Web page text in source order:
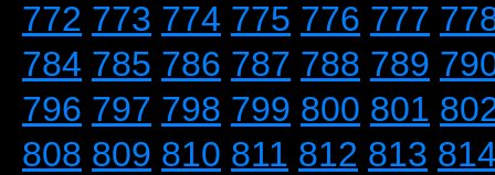
772 773 774 775 776 777
784 785 786 787 788 789
796 797 798 799 800 801
808 809 810 811 812 813